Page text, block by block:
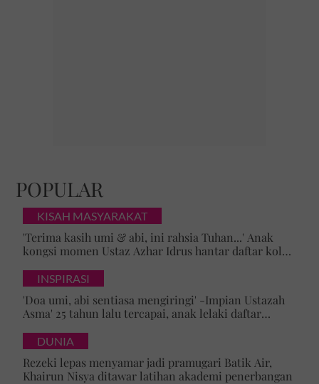
POPULAR
KISAH MASYARAKAT
'Terima kasih umi & abi, ini rahsia Tuhan...' Anak
kongsi momen Ustaz Azhar Idrus hantar daftar kolej,
INSPIRASI
'Doa umi, abi sentiasa mengiringi' -Impian Ustazah
Asma' 25 tahun lalu tercapai, anak lelaki daftar
DUNIA
Rezeki lepas menyamar jadi pramugari Batik Air,
Khairun Nisya ditawar latihan akademi penerbangan